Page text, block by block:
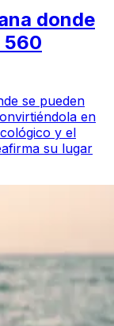
donde
560
se pueden
en
y el
su lugar